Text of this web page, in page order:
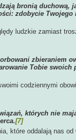
bronią duchową,
zdobycie Twojego
ludzkie zamiast
zbieraniem
Tobie swoich
codziennymi
których nie
[7]
które oddalają nas od